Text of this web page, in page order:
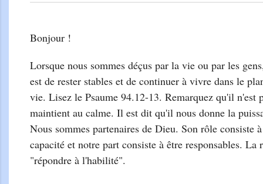
Bonjour !
Lorsque nous sommes déçus par la vie ou par les
est de rester stables et de continuer à vivre dans le
vie. Lisez le Psaume 94.12-13. Remarquez qu'il n'est
maintient au calme. Il est dit qu'il nous donne la
Nous sommes partenaires de Dieu. Son rôle consiste
capacité et notre part consiste à être responsables.
"répondre à l'habilité".